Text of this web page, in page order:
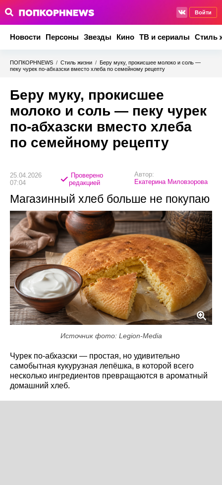
Войти
Новости Персоны Звезды Кино ТВ и сериалы Стиль
ПОПКОРНNEWS / Стиль жизни / Беру муку, прокисшее молоко и соль —
пеку чурек по-абхазски вместо хлеба по семейному рецепту
Беру муку, прокисшее
молоко и соль — пеку чурек
по-абхазски вместо хлеба
по семейному рецепту
25.04.2026
07:04
Проверено
редакцией
Автор:
Екатерина Миловзорова
Магазинный хлеб больше не покупаю
Источник фото: Legion-Media
Чурек по-абхазски — простая, но удивительно
самобытная кукурузная лепёшка, в которой всего
несколько ингредиентов превращаются в ароматный
домашний хлеб.